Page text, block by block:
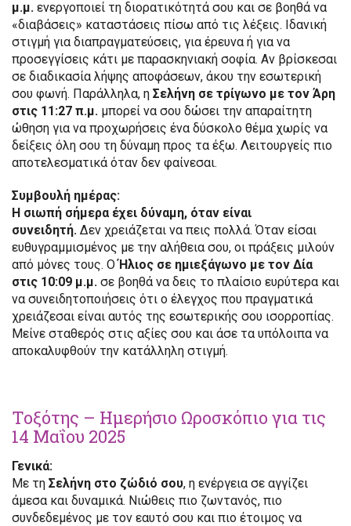
μ.μ. ενεργοποιεί τη διορατικότητά σου και σε βοηθά να
«διαβάσεις» καταστάσεις πίσω από τις λέξεις. Ιδανική
στιγμή για διαπραγματεύσεις, για έρευνα ή για να
προσεγγίσεις κάτι με παρασκηνιακή σοφία. Αν βρίσκεσαι
σε διαδικασία λήψης αποφάσεων, άκου την εσωτερική
σου φωνή. Παράλληλα, η Σελήνη σε τρίγωνο με τον Άρη
στις 11:27 π.μ. μπορεί να σου δώσει την απαραίτητη
ώθηση για να προχωρήσεις ένα δύσκολο θέμα χωρίς να
δείξεις όλη σου τη δύναμη προς τα έξω. Λειτουργείς πιο
αποτελεσματικά όταν δεν φαίνεσαι.
Συμβουλή ημέρας:
Η σιωπή σήμερα έχει δύναμη, όταν είναι
συνειδητή. Δεν χρειάζεται να πεις πολλά. Όταν είσαι
ευθυγραμμισμένος με την αλήθεια σου, οι πράξεις μιλούν
από μόνες τους. ΟΉλιος σε ημιεξάγωνο με τον Δία
στις 10:09 μ.μ. σε βοηθά να δεις το πλαίσιο ευρύτερα και
να συνειδητοποιήσεις ότι ο έλεγχος που πραγματικά
χρειάζεσαι είναι αυτός της εσωτερικής σου ισορροπίας.
Μείνε σταθερός στις αξίες σου και άσε τα υπόλοιπα να
αποκαλυφθούν την κατάλληλη στιγμή.
Τοξότης – Ημερήσιο Ωροσκόπιο για τις
14 Μαΐου 2025
Γενικά:
Με τη Σελήνη στο ζώδιό σου, η ενέργεια σε αγγίζει
άμεσα και δυναμικά. Νιώθεις πιο ζωντανός, πιο
συνδεδεμένος με τον εαυτό σου και πιο έτοιμος να